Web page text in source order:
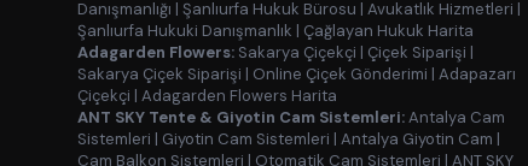
Danışmanlığı | Şanlıurfa Hukuk Bürosu | Avukatlık Hizmetleri |
Şanlıurfa Hukuki Danışmanlık | Çağlayan Hukuk Harita
Adagarden Flowers: Sakarya Çiçekçi | Çiçek Siparişi |
Sakarya Çiçek Siparişi | Online Çiçek Gönderimi | Adapazarı
Çiçekçi | Adagarden Flowers Harita
ANT SKY Tente & Giyotin Cam Sistemleri:Antalya Cam
Sistemleri | Giyotin Cam Sistemleri | Antalya Giyotin Cam |
Cam Balkon Sistemleri | Otomatik Cam Sistemleri | ANT SKY